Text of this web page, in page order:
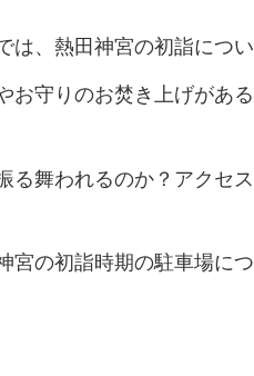
は、熱田神宮の初詣につ
お守りのお焚き上げがある
る舞われるのか？アクセ
宮の初詣時期の駐車場に